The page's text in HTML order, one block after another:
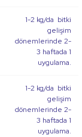
1-2 kg/da bitki
gelişim
dönemlerinde 2-
3 haftada 1
uygulama.
1-2 kg/da bitki
gelişim
dönemlerinde 2-
3 haftada 1
uygulama.